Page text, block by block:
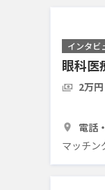
インタビ
眼科医
2万円
電話
マッチン